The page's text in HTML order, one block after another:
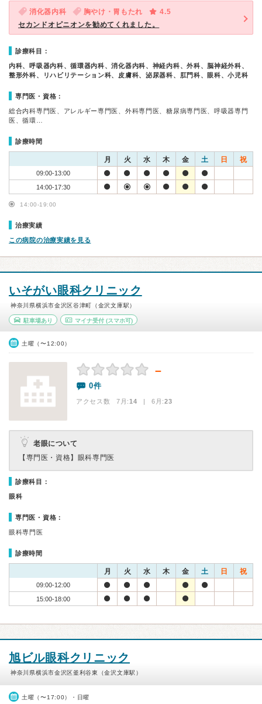
消化器内科 胸やけ・胃もたれ
4.5
セカンドオピニオンを勧めてくれました。
診療科目：
内科、呼吸器内科、循環器内科、消化器内科、神経内科、外科、脳神経外科、
整形外科、リハビリテーション科、皮膚科、泌尿器科、肛門科、眼科、小児科
専門医・資格：
総合内科専門医、アレルギー専門医、外科専門医、糖尿病専門医、呼吸器専門
医、循環…
診療時間
月 火 水 木 金 土 日 祝
09:00-13:00
14:00-17:30
14:00-19:00
治療実績
この病院の治療実績を見る
いそがい眼科クリニック
神奈川県横浜市金沢区谷津町（金沢文庫駅）
駐車場あり マイナ受付(スマホ可)
土曜（〜12:00）
－
0件
アクセス数 7月:14 | 6月:23
老眼について
【専門医・資格】 眼科専門医
診療科目：
眼科
専門医・資格：
眼科専門医
診療時間
月 火 水 木 金 土 日 祝
09:00-12:00
15:00-18:00
旭ビル眼科クリニック
神奈川県横浜市金沢区釜利谷東（金沢文庫駅）
土曜（〜17:00）・日曜